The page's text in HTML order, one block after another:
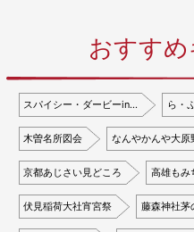
おすす
スパイシー・ダービーin… ら・
木曽名所図会 なんやかんや大
京都あじさい見どころ 高雄もみ
伏見稲荷大社宵宮祭 藤森神社茅